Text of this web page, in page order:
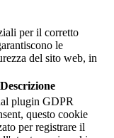
per il corretto
le
del sito web, in
Descrizione
plugin GDPR
questo cookie
per registrare il